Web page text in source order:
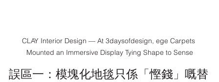
CLAY Interior Design — At 3daysofdesign, ege Carpets
Mounted an Immersive Display Tying Shape to Sense
誤區一：模塊化地毯只係「慳錢」嘅替